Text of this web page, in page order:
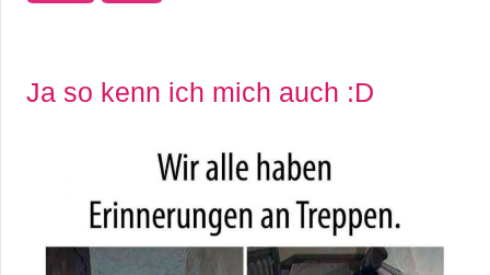
Ja so kenn ich mich auch :D